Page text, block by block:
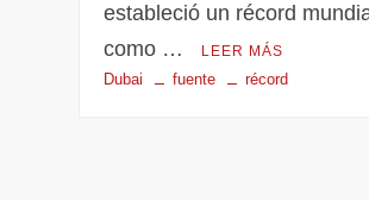
estableció un récord
como …
LEER MÁS
Dubai fuente récord